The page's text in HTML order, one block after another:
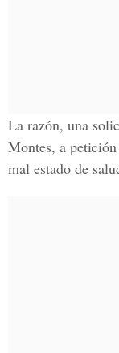
La razón, una
Montes, a petición
mal estado de